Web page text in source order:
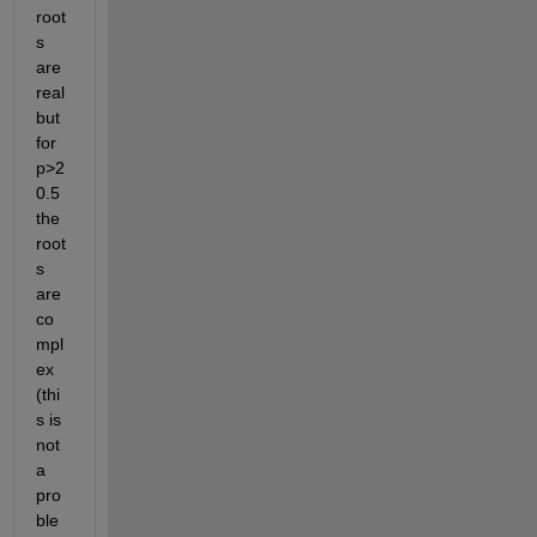
root
s
are
real
but
for
p>2
0.5
the
root
s
are
co
mpl
ex
(thi
s is
not
a
pro
ble